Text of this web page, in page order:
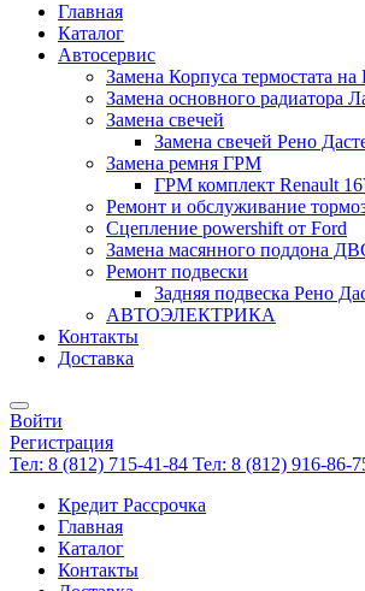
Главная
Каталог
Автосервис
Замена Корпуса термостата
Замена основного радиатора
Замена свечей
Замена свечей Рено
Замена ремня ГРМ
ГРМ комплект Renault
Ремонт и обслуживание
Сцепление powershift от Ford
Замена масянного поддона
Ремонт подвески
Задняя подвеска Рено
АВТОЭЛЕКТРИКА
Контакты
Доставка
Войти
Регистрация
Тел: 8 (812) 715-41-84 Тел: 8 (812) 916-86-
Кредит Рассрочка
Главная
Каталог
Контакты